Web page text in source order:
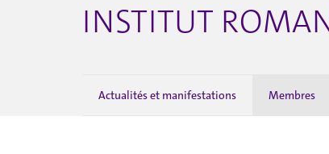
INSTITUT
Actualités et manifestations Membres